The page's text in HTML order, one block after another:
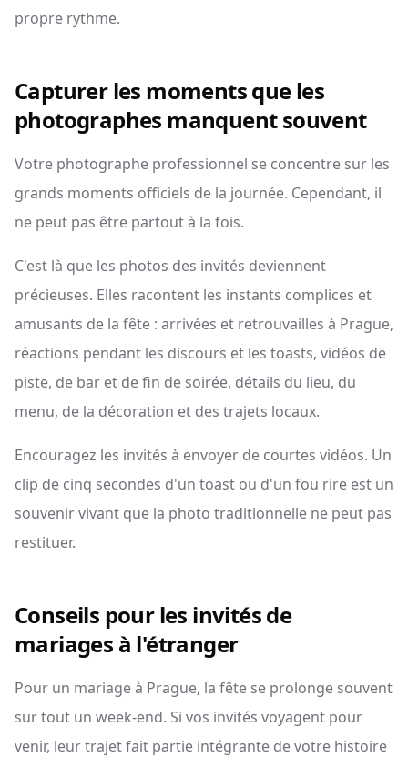
propre rythme.
Capturer les moments que les
photographes manquent souvent
Votre photographe professionnel se concentre sur les
grands moments officiels de la journée. Cependant, il
ne peut pas être partout à la fois.
C'est là que les photos des invités deviennent
précieuses. Elles racontent les instants complices et
amusants de la fête : arrivées et retrouvailles à Prague,
réactions pendant les discours et les toasts, vidéos de
piste, de bar et de fin de soirée, détails du lieu, du
menu, de la décoration et des trajets locaux.
Encouragez les invités à envoyer de courtes vidéos. Un
clip de cinq secondes d'un toast ou d'un fou rire est un
souvenir vivant que la photo traditionnelle ne peut pas
restituer.
Conseils pour les invités de
mariages à l'étranger
Pour un mariage à Prague, la fête se prolonge souvent
sur tout un week-end. Si vos invités voyagent pour
venir, leur trajet fait partie intégrante de votre histoire